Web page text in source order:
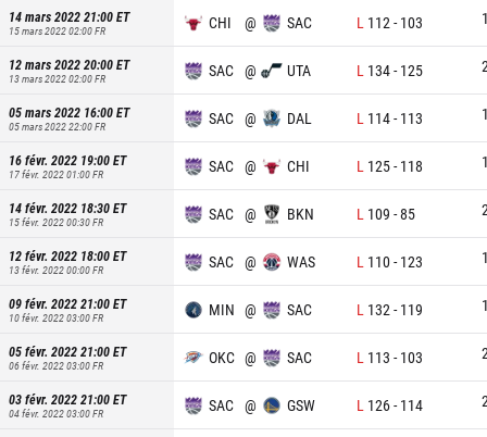
14 mars 2022 21:00ET
15 mars 2022 02:00FR CHI @ SAC L 112 - 103
12 mars 2022 20:00ET
13 mars 2022 02:00FR SAC @ UTA L 134- 125
05 mars 2022 16:00ET
05 mars 2022 22:00FR SAC @ DAL L 114- 113
16 févr. 2022 19:00ET
17 févr. 2022 01:00FR SAC @ CHI L 125- 118
14 févr. 2022 18:30ET
15 févr. 2022 00:30FR SAC @ BKN L 109 -85
12 févr. 2022 18:00ET
13 févr. 2022 00:00FR SAC @ WAS L 110- 123
09 févr. 2022 21:00ET
10 févr. 2022 03:00FR MIN @ SAC L 132 - 119
05 févr. 2022 21:00ET
06 févr. 2022 03:00FR OKC @ SAC L 113 - 103
03 févr. 2022 21:00ET
04 févr. 2022 03:00FR SAC @ GSW L 126- 114